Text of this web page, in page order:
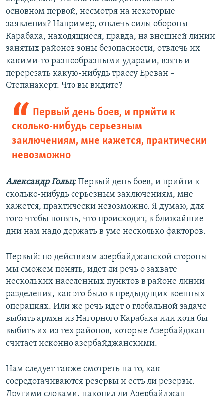
основном первой, несмотря на некоторые
заявления? Например, отвлечь силы обороны
Карабаха, находящиеся, правда, на внешней линии
занятых районов зоны безопасности, отвлечь их
какими-то разнообразными ударами, взять и
перерезать какую-нибудь трассу Ереван –
Степанакерт. Что вы видите?
Первый день боев, и прийти к
сколько-нибудь серьезным
заключениям, мне кажется, практически
невозможно
Александр Гольц:Первый день боев, и прийти к
сколько-нибудь серьезным заключениям, мне
кажется, практически невозможно. Я думаю, для
того чтобы понять, что происходит, в ближайшие
дни нам надо держать в уме несколько факторов.
Первый: по действиям азербайджанской стороны
мы сможем понять, идет ли речь о захвате
нескольких населенных пунктов в районе линии
разделения, как это было в предыдущих военных
операциях. Или же речь идет о глобальной задаче
выбить армян из Нагорного Карабаха или хотя бы
выбить их из тех районов, которые Азербайджан
считает исконно азербайджанскими.
Нам следует также смотреть на то, как
сосредотачиваются резервы и есть ли резервы.
Другими словами, накопил ли Азербайджан